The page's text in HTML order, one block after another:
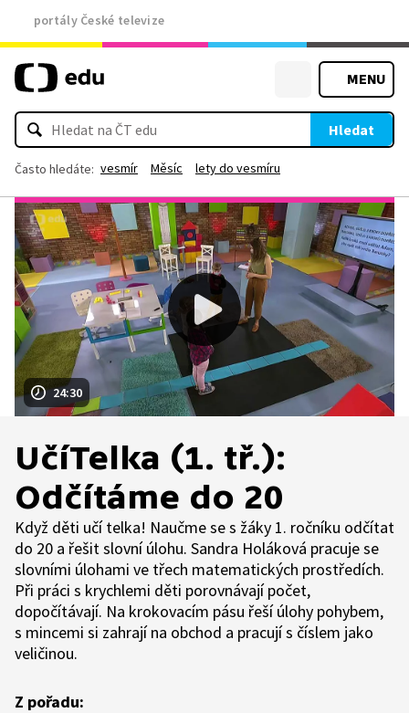
portály České televize
MENU
Hledat
Často hledáte: vesmír Měsíc lety do vesmíru
24:30
UčíTelka (1. tř.):
Odčítáme do 20
Když děti učí telka! Naučme se s žáky 1. ročníku odčítat
do 20 a řešit slovní úlohu. Sandra Holáková pracuje se
slovními úlohami ve třech matematických prostředích.
Při práci s krychlemi děti porovnávají počet,
dopočítávají. Na krokovacím pásu řeší úlohy pohybem,
s mincemi si zahrají na obchod a pracují s číslem jako
veličinou.
Z pořadu: